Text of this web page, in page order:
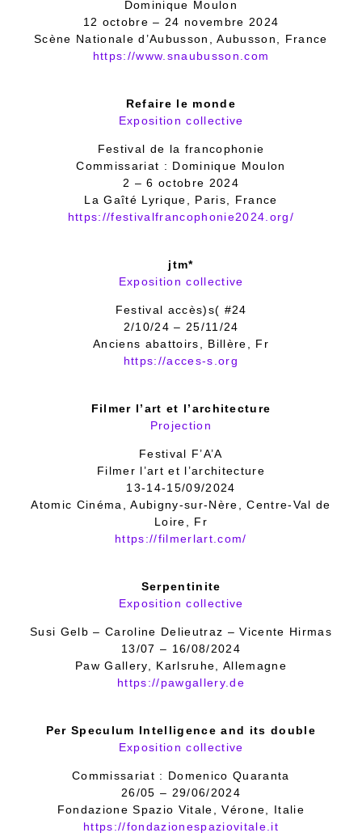
Dominique Moulon
12 octobre – 24 novembre 2024
Scène Nationale d’Aubusson, Aubusson, France
https://www.snaubusson.com
Refaire le monde
Exposition collective
Festival de la francophonie
Commissariat : Dominique Moulon
2 – 6 octobre 2024
La Gaîté Lyrique, Paris, France
https://festivalfrancophonie2024.org/
jtm*
Exposition collective
Festival accès)s( #24
2/10/24 – 25/11/24
Anciens abattoirs, Billère, Fr
https://acces-s.org
Filmer l’art et l’architecture
Projection
Festival F’A’A
Filmer l’art et l’architecture
13-14-15/09/2024
Atomic Cinéma, Aubigny-sur-Nère, Centre-Val de
Loire, Fr
https://filmerlart.com/
Serpentinite
Exposition collective
Susi Gelb – Caroline Delieutraz – Vicente Hirmas
13/07 – 16/08/2024
Paw Gallery, Karlsruhe, Allemagne
https://pawgallery.de
Per Speculum Intelligence and its double
Exposition collective
Commissariat : Domenico Quaranta
26/05 – 29/06/2024
Fondazione Spazio Vitale, Vérone, Italie
https://fondazionespaziovitale.it